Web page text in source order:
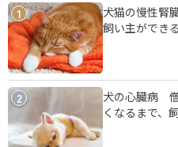
1
犬猫の慢性腎
飼い主ができ
2
犬の心臓病
くなるまで、